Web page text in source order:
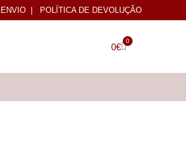
| POLÍTICA DE DEVOLUÇÃO
0€
0